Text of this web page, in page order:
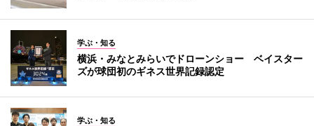
学ぶ・知る
横浜・みなとみらいでドローンショー ベイスター
ズが球団初のギネス世界記録認定
学ぶ・知る